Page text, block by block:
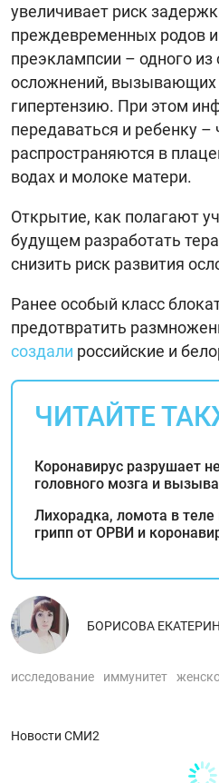
увеличивает риск
преждевременных родов и
преэклампсии – одного
осложнений, вызывающих
гипертензию. При этом
передаваться и ребенку –
распространяются в
водах и молоке матери.
Открытие, как полагают
будущем разработать
снизить риск развития
Ранее особый класс
предотвратить
создали российские и
ЧИТАЙТЕ
Коронавирус разрушает
головного мозга и
Лихорадка, ломота в теле
грипп от ОРВИ и
БОРИСОВА
исследование иммунитет
Новости СМИ2